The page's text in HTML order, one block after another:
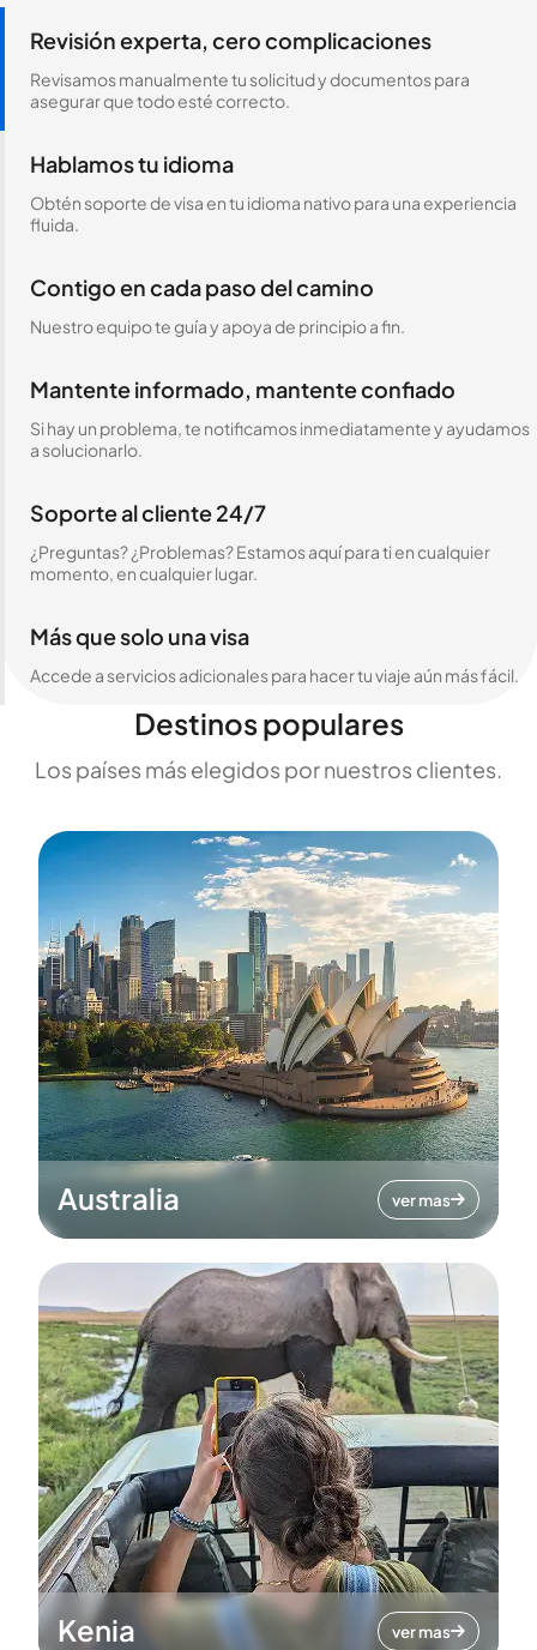
Revisión experta, cero complicaciones
Revisamos manualmente tu solicitud y documentos para
asegurar que todo esté correcto.
Hablamos tu idioma
Obtén soporte de visa en tu idioma nativo para una experiencia
fluida.
Contigo en cada paso del camino
Nuestro equipo te guía y apoya de principio a fin.
Mantente informado, mantente confiado
Si hay un problema, te notificamos inmediatamente y ayudamos
a solucionarlo.
Soporte al cliente 24/7
¿Preguntas? ¿Problemas? Estamos aquí para ti en cualquier
momento, en cualquier lugar.
Más que solo una visa
Accede a servicios adicionales para hacer tu viaje aún más fácil.
Destinos populares
Los países más elegidos por nuestros clientes.
Australia ver mas
Kenia ver mas